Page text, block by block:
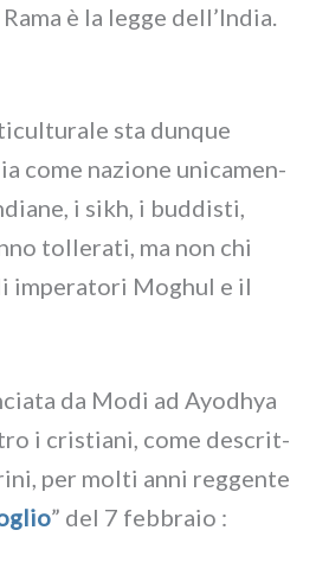
è la leg­ge dell’India.
sta dun­que
come nazio­ne uni­ca­men­
i sikh, i bud­di­sti,
tol­le­ra­ti, ma non chi
impe­ra­to­ri Moghul e il
da Modi ad Ayodhya
i cri­stia­ni, come descrit­
per mol­ti anni reg­gen­te
” del 7 feb­bra­io :